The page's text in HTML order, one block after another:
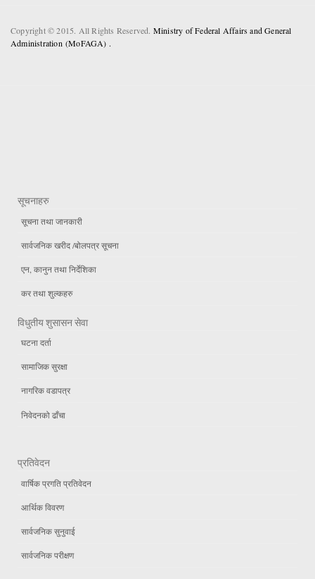
Copyright © 2015. All Rights Reserved. Ministry of Federal Affairs and General
Administration (MoFAGA) .
सूचनाहरु
सूचना तथा जानकारी
सार्वजनिक खरीद /बोलपत्र सूचना
एन, कानुन तथा निर्देशिका
कर तथा शुल्कहरु
विधुतीय शुसासन सेवा
घटना दर्ता
सामाजिक सुरक्षा
नागरिक वडापत्र
निवेदनको ढाँचा
प्रतिवेदन
वार्षिक प्रगति प्रतिवेदन
आर्थिक विवरण
सार्वजनिक सुनुवाई
सार्वजनिक परीक्षण